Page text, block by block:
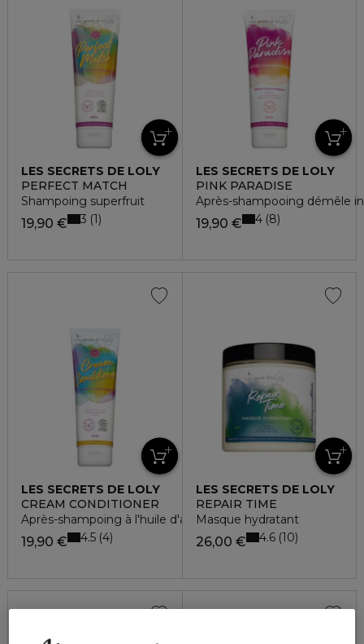
LES SECRETS DE LOLY
PERFECT MATCH
Shampoing superfruit
19,90 € 3 1
LES SECRETS DE LOLY
PINK PARADISE
Après-shampooing démêle
19,90 € 4 8
LES SECRETS DE LOLY
CREAM CONDITIONER
Après-shampoing à l'huile d'amande
19,90 € 4.5 4
LES SECRETS DE LOLY
REPAIR TIME
Masque hydratant
26,00 € 4.6 10